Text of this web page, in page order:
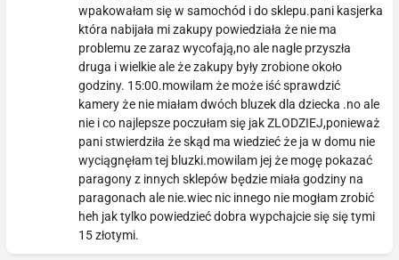
wpakowałam się w samochód i do sklepu.pani kasjerka
która nabijała mi zakupy powiedziała że nie ma
problemu ze zaraz wycofają,no ale nagle przyszła
druga i wielkie ale że zakupy były zrobione około
godziny. 15:00.mowilam że może iść sprawdzić
kamery że nie miałam dwóch bluzek dla dziecka .no ale
nie i co najlepsze poczułam się jak ZLODZIEJ,ponieważ
pani stwierdziła że skąd ma wiedzieć że ja w domu nie
wyciągnęłam tej bluzki.mowilam jej że mogę pokazać
paragony z innych sklepów będzie miała godziny na
paragonach ale nie.wiec nic innego nie mogłam zrobić
heh jak tylko powiedzieć dobra wypchajcie się się tymi
15 złotymi.